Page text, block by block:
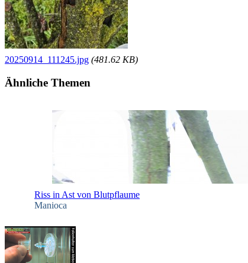
20250914_111245.jpg (481.62 KB)
Ähnliche Themen
Riss in Ast von Blutpflaume
Manioca